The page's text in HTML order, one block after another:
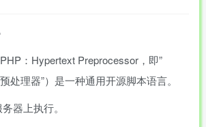
：Hypertext Preprocessor，即”
处理器”）是一种通用开源脚本语言。
器上执行。